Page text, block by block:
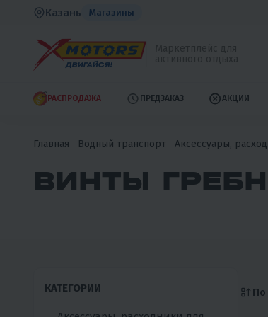
Казань Магазины
РАСПРОДАЖА ПРЕДЗАКАЗ АКЦИИ
Главная Водный транспорт Аксессуары,
ВИНТЫ
КАТЕГОРИИ По